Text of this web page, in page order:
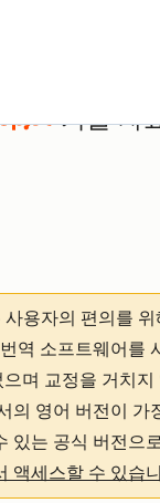
기술 자
사용자의 편의를 위
역 소프트웨어를
며 교정을 거치지
의 영어 버전이 가
있는 공식 버전으
액세스할 수 있습